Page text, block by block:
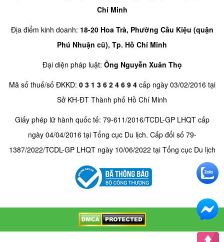
Chí Minh
Địa điểm kinh doanh: 18-20 Hoa Trà, Phường Cầu Kiệu (quận
Phú Nhuận cũ), Tp. Hồ Chí Minh
Đại diện pháp luật: Ông Nguyễn Xuân Thọ
Mã số thuế/số ĐKKD: 0 3 1 3 6 2 4 6 9 4cấp ngày 03/02/2016 tại
Sở KH-ĐT Thành phố Hồ Chí Minh
Giấy phép lữ hành quốc tế: 79-611/2016/TCDL-GP LHQT cấp
ngày 04/04/2016 tại Tổng cục Du lịch. Cấp đổi số 79-
1387/2022/TCDL-GP LHQT ngày 10/06/2022 tại Tổng cục Du lịch